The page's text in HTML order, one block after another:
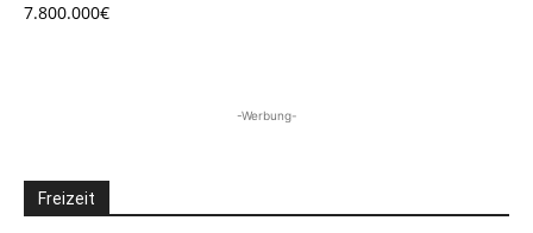
7.800.000€
-Werbung-
Freizeit